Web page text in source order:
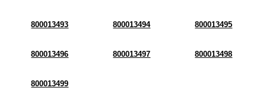
800013493 800013494 800013495
800013496 800013497 800013498
800013499